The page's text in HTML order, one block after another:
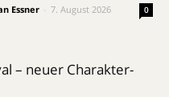
Essner 7. August 2026 0
– neuer Charakter-